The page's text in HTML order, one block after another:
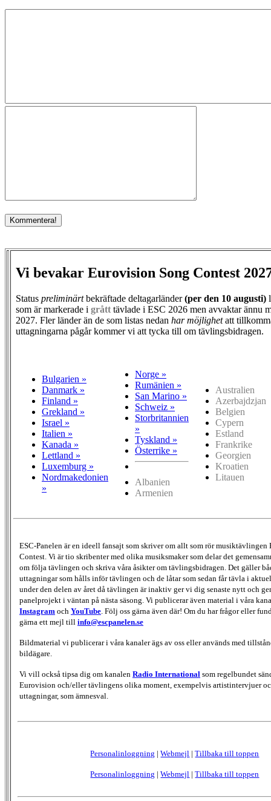
Vi bevakar Eurovision Song Contest
Status preliminärtbekräftade deltagarländer(per den 10 augusti)
som är markerade i grått tävlade i ESC 2026 men avvaktar ännu
2027. Fler länder än de som listas nedan har möjlighetatt
uttagningarna pågår kommer vi att tycka till om tävlingsbidragen.
Bulgarien »
Danmark »
Finland »
Grekland »
Israel »
Italien »
Kanada »
Lettland »
Luxemburg »
Nordmakedonien
»
Norge »
Rumänien »
San Marino »
Schweiz »
Storbritannien
»
Tyskland »
Österrike »
Albanien
Armenien
Australien
Azerbajdzjan
Belgien
Cypern
Estland
Frankrike
Georgien
Kroatien
Litauen
ESC-Panelen är en ideell fansajt som skriver om allt som rör musiktävlingen
Contest. Vi är tio skribenter med olika musiksmaker som delar det
om följa tävlingen och skriva våra åsikter om tävlingsbidragen. Det gäller
uttagningar som hålls inför tävlingen och de låtar som sedan får tävla i
under den delen av året då tävlingen är inaktiv ger vi dig senaste nytt och
panelprojekt i väntan på nästa säsong. Vi publicerar även material i våra
Instagram och YouTube . Följ oss gärna även där! Om du har frågor eller
gärna ett mejl till info@escpanelen.se
Bildmaterial vi publicerar i våra kanaler ägs av oss eller används med
bildägare.
Vi vill också tipsa dig om kanalen Radio International som regelbundet
Eurovision och/eller tävlingens olika moment, exempelvis artistintervjuer
uttagningar, som ämnesval.
Personalinloggning |Webmejl |Tillbaka till toppen
Personalinloggning |Webmejl |Tillbaka till toppen